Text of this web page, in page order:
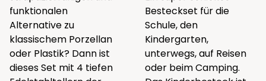
funktionalen
Alternative zu
klassischem Porzellan
oder Plastik? Dann ist
dieses Set mit 4 tiefen
Besteckset für die
Schule, den
Kindergarten,
unterwegs, auf Reisen
oder beim Camping.